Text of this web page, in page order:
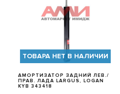
БЫСТРЫЙ ПРОСМОТР
ТОВАРА НЕТ В НАЛИЧИИ
АМОРТИЗАТОР ЗАДНИЙ ЛЕВ./
ПРАВ. ЛАДА LARGUS, LOGAN
KYB 343418